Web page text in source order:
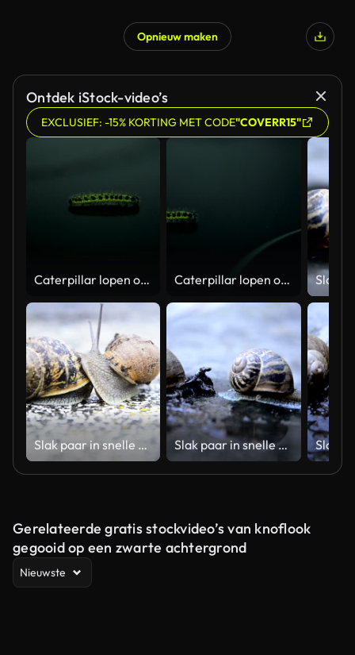
Opnieuw maken
Ontdek iStock-video’s
EXCLUSIEF: -15% KORTING MET CODE"COVERR15"
Caterpillar lopen op lege zwarte achtergrond Caterpillar lopen op lege zwarte achtergrond
Slak paar in snelle beweging Slak paar in snelle beweging
Gerelateerde gratis stockvideo’s van knoflook
gegooid op een zwarte achtergrond
Nieuwste